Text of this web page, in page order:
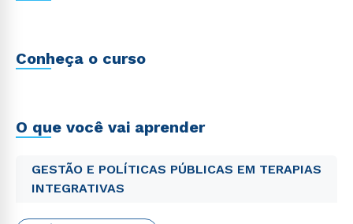
Conheça o curso
O que você vai aprender
GESTÃO E POLÍTICAS PÚBLICAS EM TERAPIAS
INTEGRATIVAS